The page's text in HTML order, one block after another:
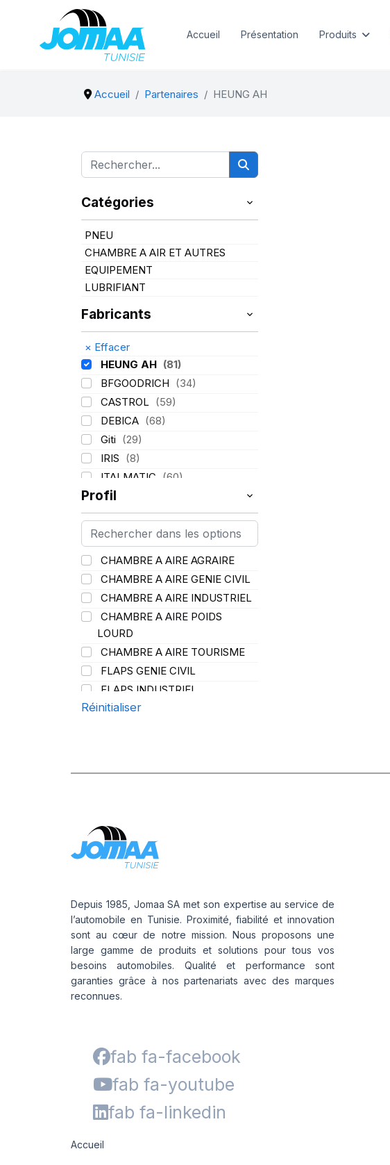
Accueil Présentation Produits
Accueil Partenaires HEUNG AH
Catégories
PNEU
CHAMBRE A AIR ET AUTRES
EQUIPEMENT
LUBRIFIANT
Fabricants
× Effacer
HEUNG AH (81)
BFGOODRICH (34)
CASTROL (59)
DEBICA (68)
Giti (29)
IRIS (8)
ITALMATIC (60)
KLEBER
LASSA (174)
LING LONG (152)
PROMETEON
SCHRADER
(24)
SIOC (23)
SPEEDWAYS (64)
STICA (3)
Profil
CHAMBRE A AIRE AGRAIRE
CHAMBRE A AIRE GENIE CIVIL
CHAMBRE A AIRE INDUSTRIEL
CHAMBRE A AIRE POIDS
LOURD
CHAMBRE A AIRE TOURISME
FLAPS GENIE CIVIL
FLAPS INDUSTRIEL
FLAPS POIDS LOURD
Réinitialiser
Depuis 1985, Jomaa SA met son expertise au service de
l’automobile en Tunisie. Proximité, fiabilité et innovation
sont au cœur de notre mission. Nous proposons une
large gamme de produits et solutions pour tous vos
besoins automobiles. Qualité et performance sont
garanties grâce à nos partenariats avec des marques
reconnues.
fab fa-facebook
fab fa-youtube
fab fa-linkedin
Accueil